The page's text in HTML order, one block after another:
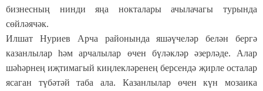
бизнесның нинди яңа нокталары ачылачагы
турында
сөйләячәк.
Илшат Нуриев Арча районында яшәүчеләр белән бергә
казанлылар һәм арчалылар өчен бүләкләр әзерләде. Алар
шәһәрнең иҗтимагый киңлекләренең берсендә җирле осталар
ясаган түбәтәй таба ала. Казанлылар өчен күн мозаика